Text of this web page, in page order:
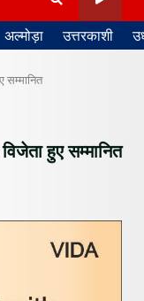
अल्मोड़ा उत्तरकाशी
सम्मानित
हुए सम्मानित